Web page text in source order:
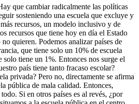
que cambiar radicalmente las políticas
sosteniendo una escuela que excluye y
recursos, un modelo inclusivo y de
recursos que tiene hoy en día el Estado
quieren. Podemos analizar países de
que tiene solo un 10% de escuela
tiene un 1%. Entonces nos surge el
país tiene tanto fracaso escolar?
privada? Pero no, directamente se afirma
pública de mala calidad. Entonces,
Si en otros países es al revés, ¿por